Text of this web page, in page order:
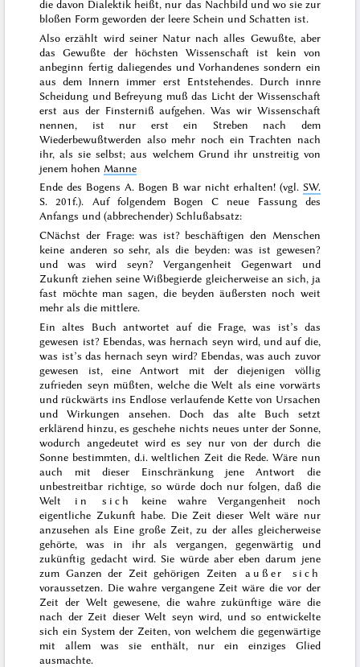
die davon Dialektik heißt, nur das Nachbild und wo sie zur
bloßen Form geworden der leere Schein und Schatten ist.
Also erzählt wird seiner Natur nach alles Gewußte, aber
das Gewußte der höchsten Wissenschaft ist kein von
anbeginn fertig daliegendes und Vorhandenes sondern ein
aus dem Innern immer erst Entstehendes. Durch innre
Scheidung und Befreyung muß das Licht der Wissenschaft
erst aus der Finsterniß aufgehen. Was wir Wissenschaft
nennen, ist nur erst ein Streben nach dem
Wiederbewußtwerden also mehr noch ein Trachten nach
ihr, als sie selbst; aus welchem Grund ihr unstreitig von
jenem hohen Manne
Ende des Bogens A. Bogen B war nicht erhalten! (vgl. SW.
S. 201f.). Auf folgendem Bogen C neue Fassung des
Anfangs und (abbrechender) Schlußabsatz:
CNächst der Frage: was ist? beschäftigen den Menschen
keine anderen so sehr, als die beyden: was ist gewesen?
und was wird seyn? Vergangenheit Gegenwart und
Zukunft ziehen seine Wißbegierde gleicherweise an sich, ja
fast möchte man sagen, die beyden äußersten noch weit
mehr als die mittlere.
Ein altes Buch antwortet auf die Frage, was ist’s das
gewesen ist? Ebendas, was hernach seyn wird, und auf die,
was ist’s das hernach seyn wird? Ebendas, was auch zuvor
gewesen ist, eine Antwort mit der diejenigen völlig
zufrieden seyn müßten, welche die Welt als eine vorwärts
und rückwärts ins Endlose verlaufende Kette von Ursachen
und Wirkungen ansehen. Doch das alte Buch setzt
erklärend hinzu,es geschehe nichts neues unter der Sonne,
wodurch angedeutet wird es sey nur von der durch die
Sonne bestimmten, d.i. weltlichen Zeit die Rede. Wäre nun
auch mit dieser Einschränkung jene Antwort die
unbestreitbar richtige, so würde doch nur folgen, daß die
Welt
in sich
keine wahre Vergangenheit noch
eigentliche Zukunft habe. Die Zeit dieser Welt wäre nur
anzusehen als Eine große Zeit, zu der alles gleicherweise
gehörte, was in ihr als vergangen, gegenwärtig und
zukünftig gedacht wird. Sie würde aber eben darum jene
zum Ganzen der Zeit gehörigen Zeiten
außer sich
voraussetzen. Die wahre vergangene Zeit wäre die vor der
Zeit der Welt gewesene, die wahre zukünftige wäre die
nach der Zeit dieser Welt seyn wird, und so entwickelte
sich ein System der Zeiten, von welchem die gegenwärtige
mit allem was sie enthält, nur ein einziges Glied
ausmachte.